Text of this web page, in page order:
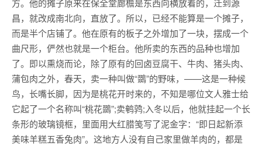
方。他的摊子原来在保全堂廊檐是东西向横放着的，迁到源
昌，就改成南北向，直放了。所以，已经不能算是一个摊子，
而是半个店铺了。他在原有的板子之外增加了一块，摆成一个
曲尺形，俨然也就是一个柜台。他所卖的东西的品种也增加
了。即以熏烧而论，除了原有的回卤豆腐干、牛肉、猪头肉、
蒲包肉之外，春天，卖一种叫做“鵽”的野味，——这是一种候
鸟，长嘴长脚，因为是桃花开时来的，不知是哪位文人雅士给
它起了一个名称叫“桃花鵽”;卖鹌鹑;入冬以后，他就挂起一个长
条形的玻璃镜框，里面用大红腊笺写了泥金字：“即日起新添
美味羊糕五香兔肉”。这地方人没有自己家里做羊肉的，都是